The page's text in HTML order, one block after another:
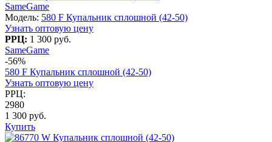
SameGame
Модель: 580 F Купальник сплошной (42-50)
Узнать оптовую цену
РРЦ: 1 300 руб.
SameGame
-56%
580 F Купальник сплошной (42-50)
Узнать оптовую цену
РРЦ:
2980
1 300 руб.
Купить